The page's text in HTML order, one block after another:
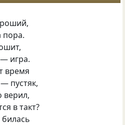
игра.
время
пустяк,
верил,
в такт?
билась